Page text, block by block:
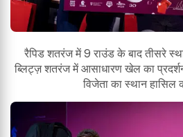
रैपिड शतरंज में 9 राउंड के बाद तीसरे
ब्लिट्ज़ शतरंज में आसाधारण खेल का
विजेता का स्थान हासिल